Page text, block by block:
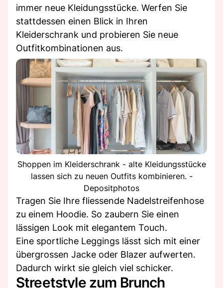
immer neue Kleidungsstücke. Werfen Sie
stattdessen einen Blick in Ihren
Kleiderschrank und probieren Sie neue
Outfitkombinationen aus.
Shoppen im Kleiderschrank - alte Kleidungsstücke
lassen sich zu neuen Outfits kombinieren. -
Depositphotos
Tragen Sie Ihre fliessende Nadelstreifenhose
zu einem Hoodie. So zaubern Sie einen
lässigen Look mit elegantem Touch.
Eine sportliche Leggings lässt sich mit einer
übergrossen Jacke oder Blazer aufwerten.
Dadurch wirkt sie gleich viel schicker.
Streetstyle zum Brunch